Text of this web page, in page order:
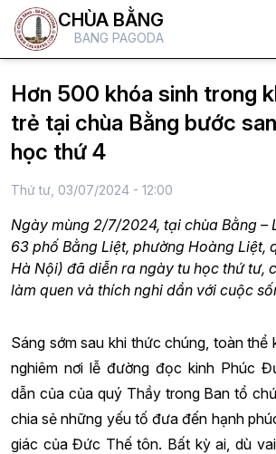
CHÙA BẰNG
BANG PAGODA
Hơn 500 khóa sinh trong
trẻ tại chùa Bằng bước
học thứ 4
Thứ tư, 03/07/2024 - 12:00
Ngày mùng 2/7/2024, tại chùa Bằng –
63 phố Bằng Liệt, phường Hoàng Liệt,
Hà Nội) đã diễn ra ngày tu học thứ tư,
làm quen và thích nghi dần với cuộc
Sáng sớm sau khi thức chúng, toàn thể
nghiêm nơi lễ đường đọc kinh Phúc
dẫn của của quý Thầy trong Ban tổ
chia sẻ những yếu tố đưa đến hạnh
giác của Đức Thế tôn. Bất kỳ ai, dù